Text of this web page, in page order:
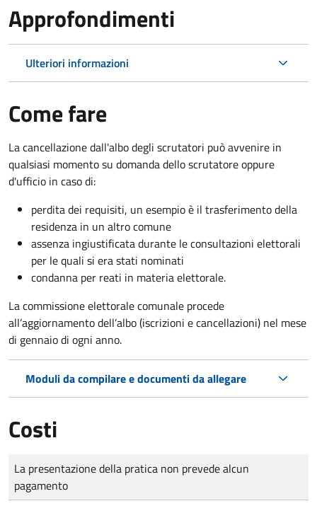
Approfondimenti
Ulteriori informazioni
Come fare
La cancellazione dall'albo degli scrutatori può avvenire in
qualsiasi momento su domanda dello scrutatore oppure
d'ufficio in caso di:
perdita dei requisiti, un esempio è il trasferimento della
residenza in un altro comune
assenza ingiustificata durante le consultazioni elettorali
per le quali si era stati nominati
condanna per reati in materia elettorale.
La commissione elettorale comunale procede
all’aggiornamento dell’albo (iscrizioni e cancellazioni) nel mese
di gennaio di ogni anno.
Moduli da compilare e documenti da allegare
Costi
Tipo di pagamento
Importo
La presentazione della pratica non prevede alcun
pagamento